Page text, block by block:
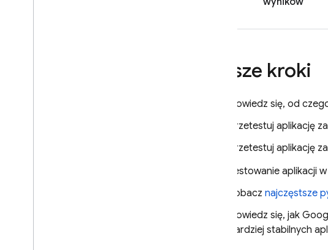
Dalsze kroki
Dowiedz się, od
Przetestuj aplikację
Przetestuj aplikację
Testowanie aplikacji
Zobacz najczęstsze
Dowiedz się, jak
bardziej stabilnych